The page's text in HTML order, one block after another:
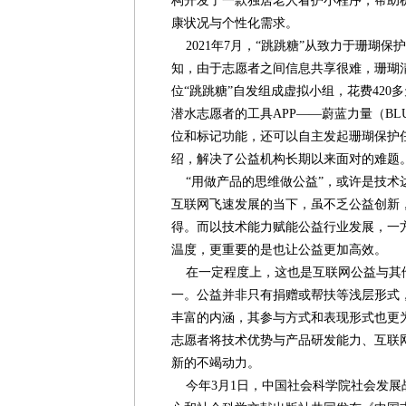
康状况与个性化需求。
2021年7月，“跳跳糖”从致力于珊瑚保
知，由于志愿者之间信息共享很难，珊瑚
位“跳跳糖”自发组成虚拟小组，花费420
潜水志愿者的工具APP——蔚蓝力量（
位和标记功能，还可以自主发起珊瑚保护
绍，解决了公益机构长期以来面对的难题
“用做产品的思维做公益”，或许是技术
互联网飞速发展的当下，虽不乏公益创新
得。而以技术能力赋能公益行业发展，
温度，更重要的是也让公益更加高效。
在一定程度上，这也是互联网公益与其
一。公益并非只有捐赠或帮扶等浅层形
丰富的内涵，其参与方式和表现形式也
志愿者将技术优势与产品研发能力、互
新的不竭动力。
今年3月1日，中国社会科学院社会发展